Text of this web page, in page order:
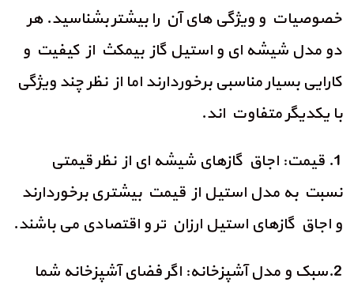
خصوصیات و ویژگی های آن را بیشتر بشناسید. هر
دو مدل شیشه ای و استیل گاز بیمکث از کیفیت و
کارایی بسیار مناسبی برخوردارند اما از نظر چند ویژگی
با یکدیگر متفاوت اند.
1. قیمت: اجاق گازهای شیشه ای از نظر قیمتی
نسبت به مدل استیل از قیمت بیشتری برخوردارند
و اجاق گازهای استیل ارزان تر و اقتصادی می باشند.
2.سبک و مدل آشپزخانه: اگر فضای آشپزخانه شما